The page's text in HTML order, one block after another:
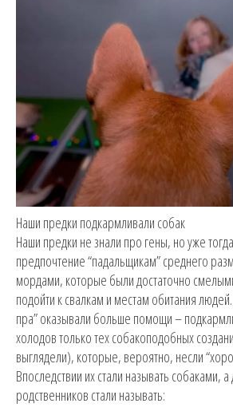
Наши предки подкармливали собак
Наши предки не знали про гены, но уже
предпочтение “падальщикам” среднего
мордами, которые были достаточно
подойти к свалкам и местам обитания
пра” оказывали больше помощи –
холодов только тех собакоподобных
выглядели), которые, вероятно, несли
Впоследствии их стали называть собаками, а
родственников стали называть: